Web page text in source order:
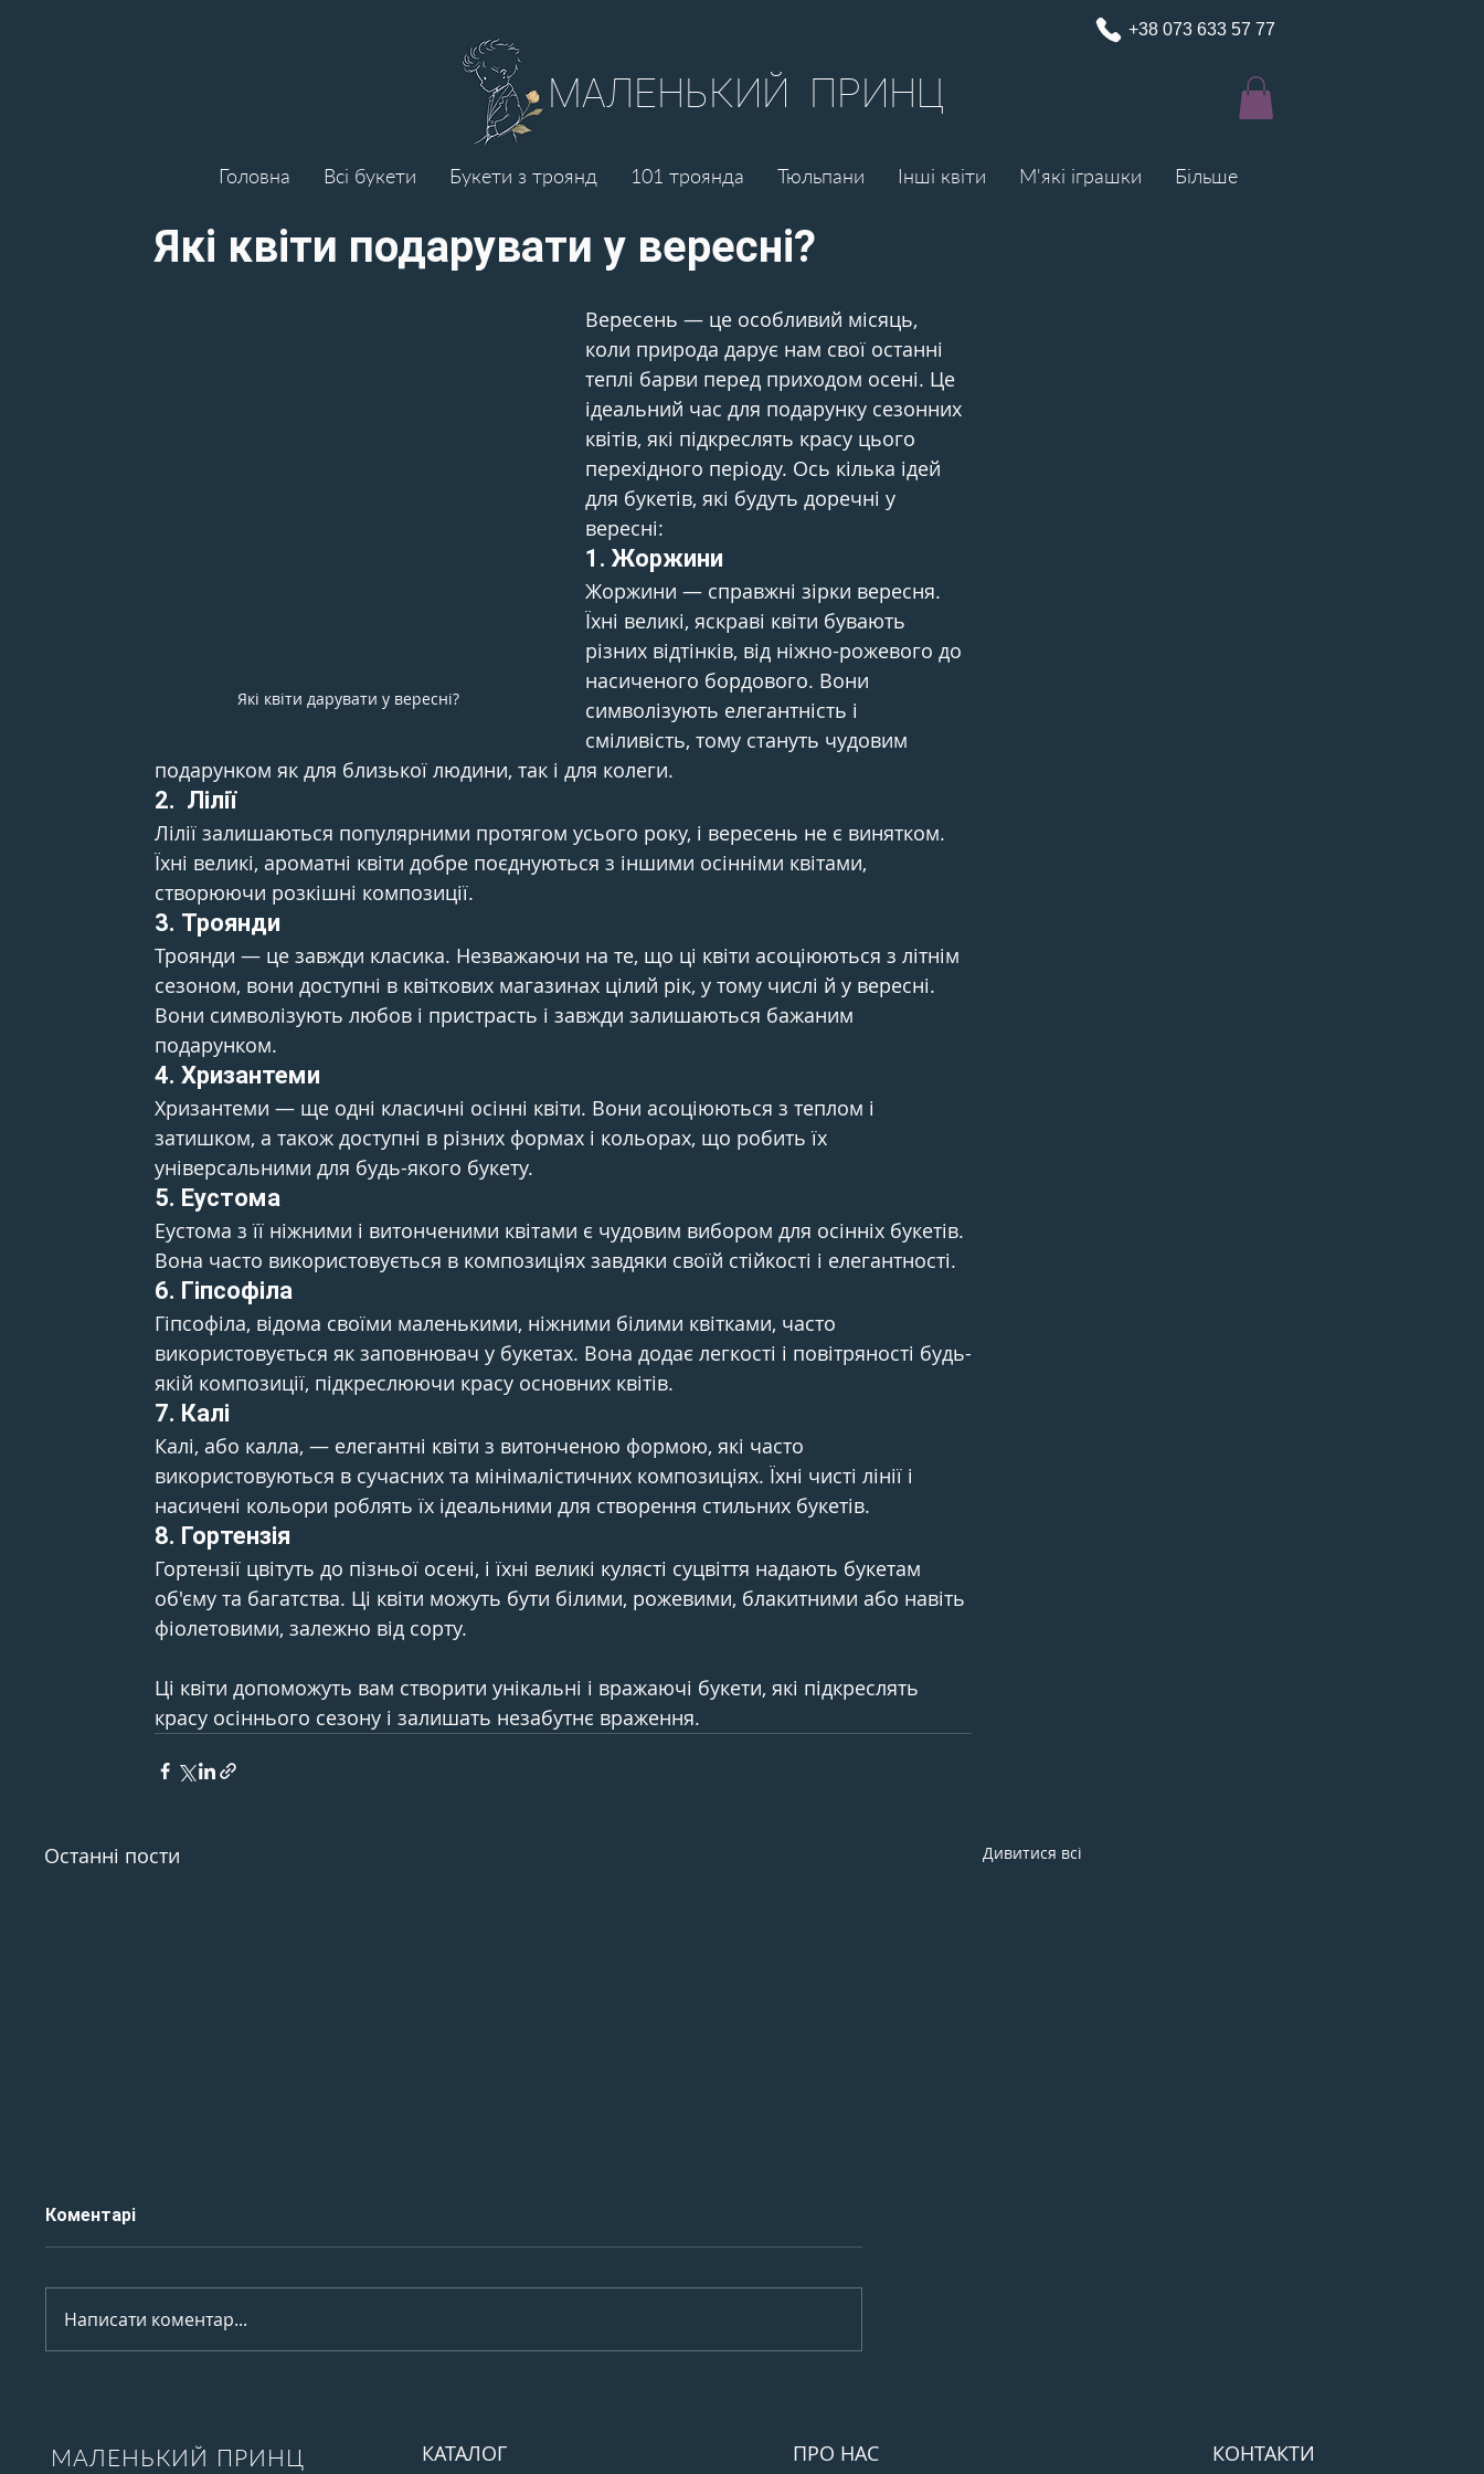
МАЛЕНЬКИЙ ПРИНЦ
+38 073 633 57 77
Головна Всі букети Букети з троянд 101 троянда Тюльпани Інші квіти М'які іграшки Більше
Які квіти подарувати у вересні?
Які квіти дарувати у вересні?
Вересень — це особливий місяць,
коли природа дарує нам свої останні
теплі барви перед приходом осені. Це
ідеальний час для подарунку сезонних
квітів, які підкреслять красу цього
перехідного періоду. Ось кілька ідей
для букетів, які будуть доречні у
вересні:
1. Жоржини
Жоржини — справжні зірки вересня.
Їхні великі, яскраві квіти бувають
різних відтінків, від ніжно-рожевого до
насиченого бордового. Вони
символізують елегантність і
сміливість, тому стануть чудовим
подарунком як для близької людини, так і для колеги.
2. Лілії
Лілії залишаються популярними протягом усього року, і вересень не є винятком.
Їхні великі, ароматні квіти добре поєднуються з іншими осінніми квітами,
створюючи розкішні композиції.
3. Троянди
Троянди — це завжди класика. Незважаючи на те, що ці квіти асоціюються з літнім
сезоном, вони доступні в квіткових магазинах цілий рік, у тому числі й у вересні.
Вони символізують любов і пристрасть і завжди залишаються бажаним
подарунком.
4. Хризантеми
Хризантеми — ще одні класичні осінні квіти. Вони асоціюються з теплом і
затишком, а також доступні в різних формах і кольорах, що робить їх
універсальними для будь-якого букету.
5. Еустома
Еустома з її ніжними і витонченими квітами є чудовим вибором для осінніх букетів.
Вона часто використовується в композиціях завдяки своїй стійкості і елегантності.
6. Гіпсофіла
Гіпсофіла, відома своїми маленькими, ніжними білими квітками, часто
використовується як заповнювач у букетах. Вона додає легкості і повітряності будь-
якій композиції, підкреслюючи красу основних квітів.
7. Калі
Калі, або калла, — елегантні квіти з витонченою формою, які часто
використовуються в сучасних та мінімалістичних композиціях. Їхні чисті лінії і
насичені кольори роблять їх ідеальними для створення стильних букетів.
8. Гортензія
Гортензії цвітуть до пізньої осені, і їхні великі кулясті суцвіття надають букетам
об'єму та багатства. Ці квіти можуть бути білими, рожевими, блакитними або навіть
фіолетовими, залежно від сорту.
Ці квіти допоможуть вам створити унікальні і вражаючі букети, які підкреслять
красу осіннього сезону і залишать незабутнє враження.
Останні пости Дивитися всі
Коментарі
Написати коментар...
МАЛЕНЬКИЙ ПРИНЦ КАТАЛОГ ПРО НАС КОНТАКТИ